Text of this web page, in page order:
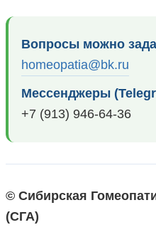
Вопросы можно
homeopatia@bk.ru
Мессенджеры
+7 (913) 946-64-36
© Сибирская
(СГА)